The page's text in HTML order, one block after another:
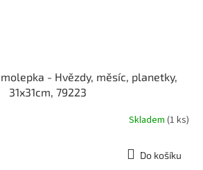
- Hvězdy, měsíc, planetky,
31x31cm, 79223
Skladem (1 ks)
Do košíku